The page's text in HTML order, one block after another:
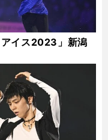
イス2023」新潟